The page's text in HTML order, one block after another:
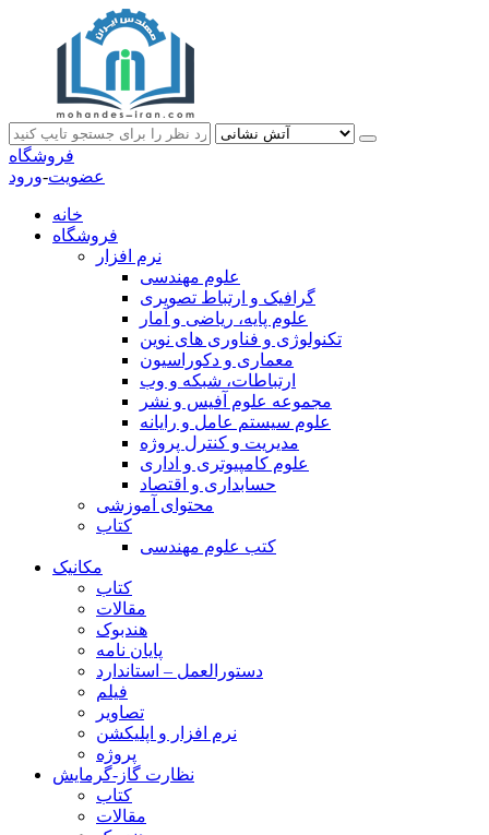
فروشگاه
عضویت-ورود
خانه
فروشگاه
نرم افزار
علوم مهندسی
گرافیک و ارتباط تصویری
علوم پایه، ریاضی و آمار
تکنولوژی و فناوری های نوین
معماری و دکوراسیون
ارتباطات، شبکه و وب
مجموعه علوم آفیس و نشر
علوم سیستم عامل و رایانه
مدیریت و کنترل پروژه
علوم کامپیوتری و اداری
حسابداری و اقتصاد
محتوای آموزشی
کتاب
کتب علوم مهندسی
مکانیک
کتاب
مقالات
هندبوک
پایان نامه
دستورالعمل – استاندارد
فیلم
تصاویر
نرم افزار و اپلیکشن
پروژه
نظارت گاز-گرمایش
کتاب
مقالات